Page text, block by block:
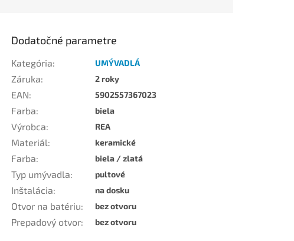
Dodatočné parametre
Kategória: UMÝVADLÁ
Záruka: 2 roky
EAN: 5902557367023
Farba: biela
Výrobca: REA
Materiál: keramické
Farba: biela / zlatá
Typ umývadla: pultové
Inštalácia: na dosku
Otvor na batériu: bez otvoru
Prepadový otvor: bez otvoru